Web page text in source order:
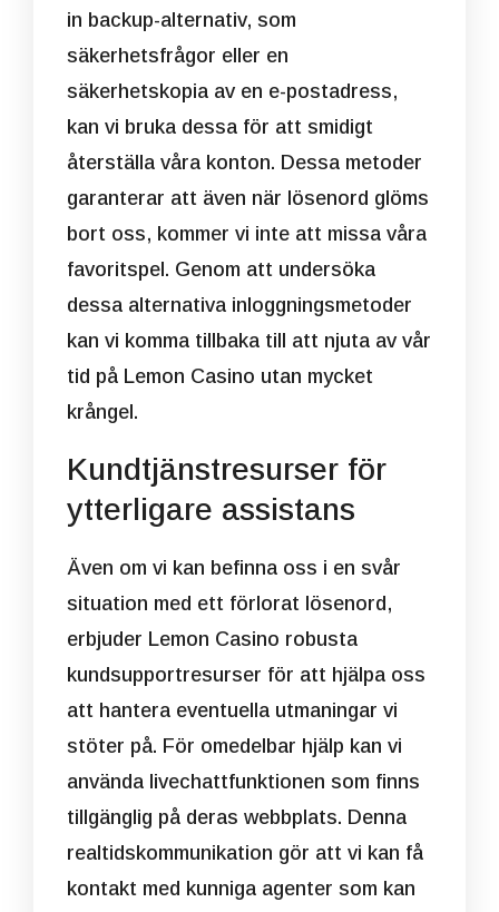
in backup-alternativ, som
säkerhetsfrågor eller en
säkerhetskopia av en e-postadress,
kan vi bruka dessa för att smidigt
återställa våra konton. Dessa metoder
garanterar att även när lösenord glöms
bort oss, kommer vi inte att missa våra
favoritspel. Genom att undersöka
dessa alternativa inloggningsmetoder
kan vi komma tillbaka till att njuta av vår
tid på Lemon Casino utan mycket
krångel.
Kundtjänstresurser för
ytterligare assistans
Även om vi kan befinna oss i en svår
situation med ett förlorat lösenord,
erbjuder Lemon Casino robusta
kundsupportresurser för att hjälpa oss
att hantera eventuella utmaningar vi
stöter på. För omedelbar hjälp kan vi
använda livechattfunktionen som finns
tillgänglig på deras webbplats. Denna
realtidskommunikation gör att vi kan få
kontakt med kunniga agenter som kan